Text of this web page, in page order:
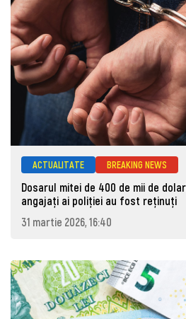
ACTUALITATE BREAKING NEWS
Dosarul mitei de 400 de mii de
angajați ai poliției au fost reținuți
31 martie 2026, 16:40